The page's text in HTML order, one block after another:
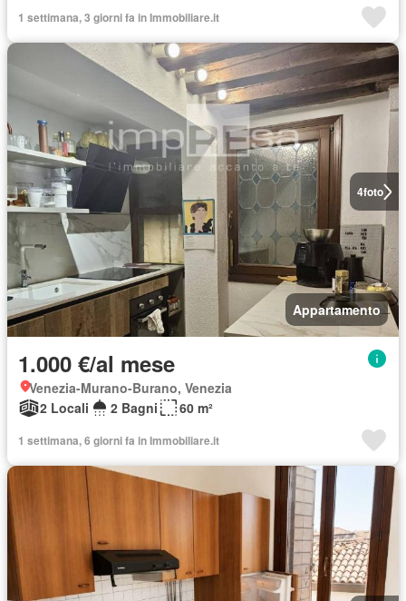
1 settimana, 3 giorni fa in Immobiliare.it
4foto
Appartamento
1.000 €/al mese
Venezia-Murano-Burano, Venezia
2 Locali
2 Bagni 60 m²
1 settimana, 6 giorni fa in Immobiliare.it